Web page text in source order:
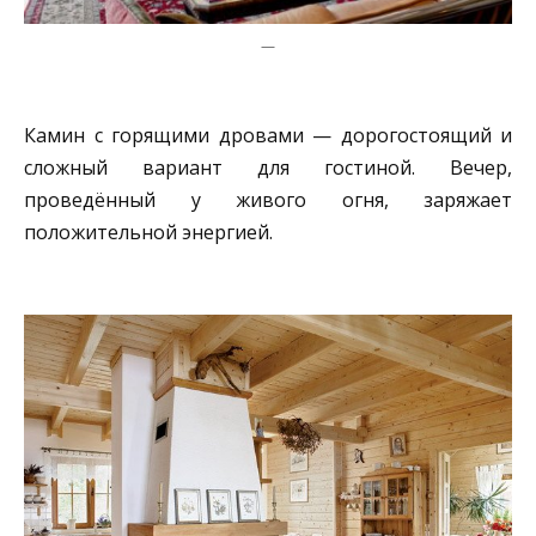
—
Камин с горящими дровами — дорогостоящий и
сложный вариант для гостиной. Вечер,
проведённый у живого огня, заряжает
положительной энергией.